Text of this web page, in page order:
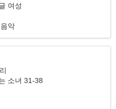
여성
악
소녀 31-38